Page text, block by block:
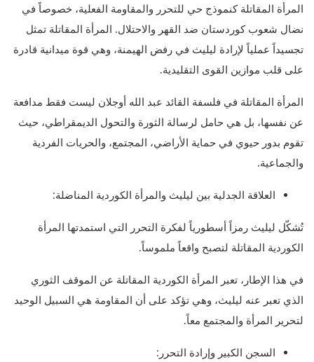
المرأة المقاتلة كنموذج حي للتحرر والمقاومة الفعلية، خصوصاً في
نضال شعوب كوردستان ضد القهر والاحتلال. المرأة المقاتلة تمثل
تجسيداً عملياً لإرادة ليليث في رفض الهيمنة، وهي قوة ميدانية قادرة
على قلب موازين القوى التقليدية.
المرأة المقاتلة في فلسفة القائد عبد الله أوجلان ليست فقط مدافعة
عن نفسها، بل هي حامل لرسالة الثورة والتحول الديمقراطي، حيث
تقوم بدور حيوي في حماية الأراضي، المجتمع، والحريات الفردية
والجماعية.
العلاقة الجدلية بين ليليث والمرأة الكوردية المناضلة:
تُشكّل ليليث رمزاً أسطورياً لفكرة التحرر التي استمدتها المرأة
الكوردية المقاتلة لتصبح واقعاً ملموساً.
في هذا الإطار، تعبر المرأة الكوردية المقاتلة عن الموقف الثوري
الذي تعبر عنه ليليث، وهي تؤكد على أن المقاومة هي السبيل الوحيد
لتحرير المرأة والمجتمع معاً.
السجن الكبير وإرادة التحرر: